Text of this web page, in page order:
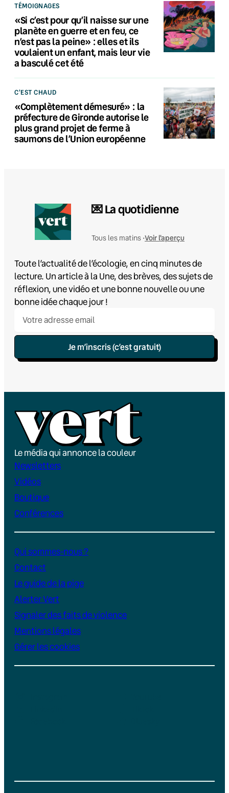
TÉMOIGNAGES
«Si c’est pour qu’il naisse sur une
planète en guerre et en feu, ce
n’est pas la peine» : elles et ils
voulaient un enfant, mais leur vie
a basculé cet été
C'EST CHAUD
«Complètement démesuré» : la
préfecture de Gironde autorise le
plus grand projet de ferme à
saumons de l’Union européenne
💌 La quotidienne
Tous les matins •Voir l'aperçu
Toute l’actualité de l’écologie, en cinq minutes de
lecture. Un article à la Une, des brèves, des sujets de
réflexion, une vidéo et une bonne nouvelle ou une
bonne idée chaque jour !
Je m’inscris (c’est gratuit)
Le média qui annonce la couleur
Newsletters
Vidéos
Boutique
Conférences
Qui sommes-nous ?
Contact
Le guide de la pige
Alerter Vert
Signaler des faits de violence
Mentions légales
Gérer les cookies